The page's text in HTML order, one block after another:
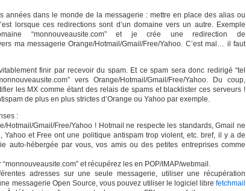
années dans le monde de la messagerie : mettre en place des alias ou
lorsque ces redirections sont d’un domaine vers un autre. Exemple
“monnouveausite.com” et je crée une redirection de
ma messagerie Orange/Hotmail/Gmail/Free/Yahoo. C’est mal… il faut
finir par recevoir du spam. Et ce spam sera donc redirigé “tel
vers Orange/Hotmail/Gmail/Free/Yahoo. Du coup,
les MX comme étant des relais de spams et blacklister ces serveurs !
de plus en plus strictes d’Orange ou Yahoo par exemple.
:
Hotmail/Gmail/Free/Yahoo ! Hotmail ne respecte les standards, Gmail ne
Yahoo et Free ont une politique antispam trop violent, etc. bref, il y a de
auto-hébergée par vous, vos amis ou des petites entreprises comme
et récupérez les en POP/IMAP/webmail.
adresses sur une seule messagerie, utiliser une récupération
messagerie Open Source, vous pouvez utiliser le logiciel libre fetchmail